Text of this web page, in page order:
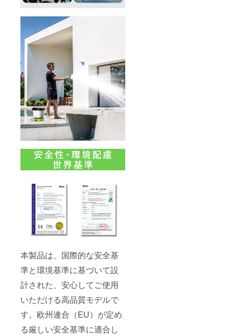
本製品は、国際的な安全基
準と環境基準に基づいて設
計された、安心してご使用
いただける高品質モデルで
す。欧州連合（EU）が定め
る厳しい安全基準に適合し